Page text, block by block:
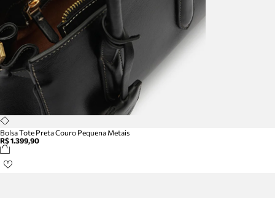
Bolsa Tote Preta Couro Pequena Metais
R$ 1.399,90